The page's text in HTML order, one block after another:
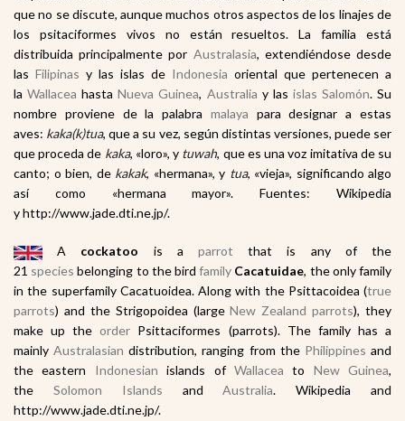
que no se discute, aunque muchos otros aspectos de los linajes de
los psitaciformes vivos no están resueltos. La familia está
distribuida principalmente por Australasia, extendiéndose desde
las Filipinas y las islas de Indonesia oriental que pertenecen a
laWallacea hastaNueva Guinea, Australia y las islas Salomón. Su
nombre proviene de la palabra malaya para designar a estas
aves: kaka(k)tua, que a su vez, según distintas versiones, puede ser
que proceda de kaka, «loro», y tuwah, que es una voz imitativa de su
canto; o bien, de kakak, «hermana», y tua, «vieja», significando algo
así como «hermana mayor». Fuentes: Wikipedia
y http://www.jade.dti.ne.jp/.
A cockatoo is aparrot that is any of the
21 species belonging to the birdfamily Cacatuidae, the only family
in the superfamily Cacatuoidea. Along with the Psittacoidea (true
parrots) and the Strigopoidea (largeNew Zealand parrots), they
make up theorder Psittaciformes (parrots). The family has a
mainlyAustralasian distribution, ranging from the Philippines and
the eastern Indonesian islands of Wallacea to New Guinea,
the Solomon Islands andAustralia. Wikipedia and
http://www.jade.dti.ne.jp/.